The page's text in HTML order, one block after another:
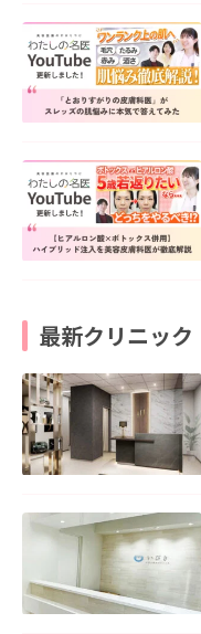
最新クリニック